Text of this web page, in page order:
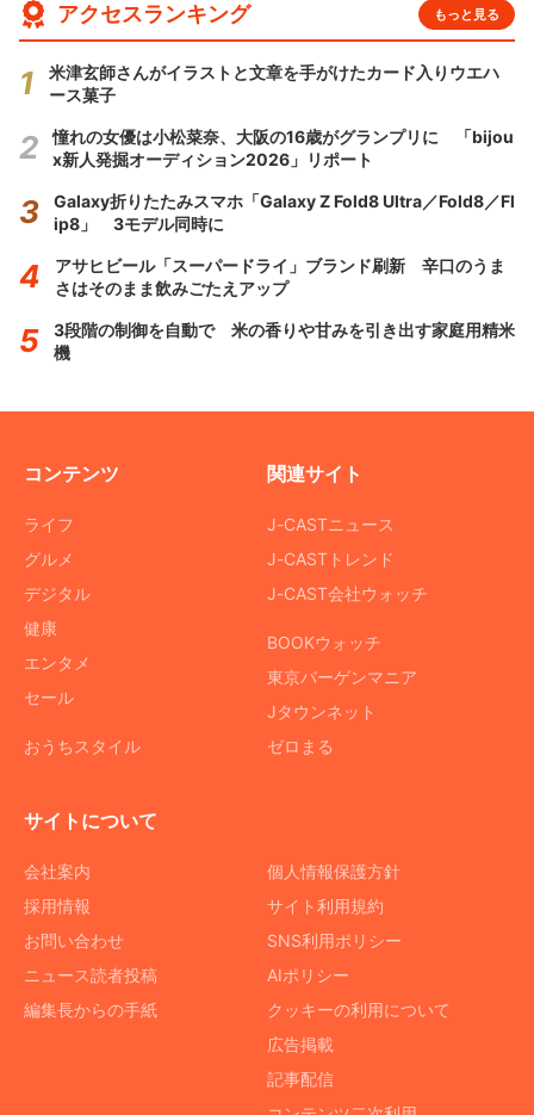
アクセスランキング もっと見る
米津玄師さんがイラストと文章を手がけたカード入りウエハ
ース菓子
憧れの女優は小松菜奈、大阪の16歳がグランプリに 「bijou
x新人発掘オーディション2026」リポート
Galaxy折りたたみスマホ「Galaxy Z Fold8 Ultra／Fold8／Fl
ip8」 3モデル同時に
アサヒビール「スーパードライ」ブランド刷新 辛口のうま
さはそのまま飲みごたえアップ
3段階の制御を自動で 米の香りや甘みを引き出す家庭用精米
機
コンテンツ
ライフ
グルメ
デジタル
健康
エンタメ
セール
おうちスタイル
関連サイト
J-CASTニュース
J-CASTトレンド
J-CAST会社ウォッチ
BOOKウォッチ
東京バーゲンマニア
Jタウンネット
ゼロまる
サイトについて
会社案内
採用情報
お問い合わせ
ニュース読者投稿
編集長からの手紙
個人情報保護方針
サイト利用規約
SNS利用ポリシー
AIポリシー
クッキーの利用について
広告掲載
記事配信